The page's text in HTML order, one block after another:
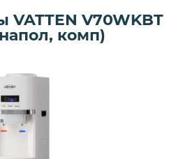
VATTEN V70WKBT
комп)